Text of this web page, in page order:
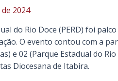
2024
do Rio Doce (PERD) foi
O evento contou com a
e 02 (Parque Estadual do
Diocesana de Itabira.